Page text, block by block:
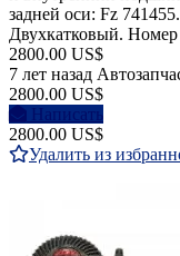
задней оси: Fz
Двухкатковый.
2800.00 US$
7 лет назад
2800.00 US$
Написать
2800.00 US$
Удалить из